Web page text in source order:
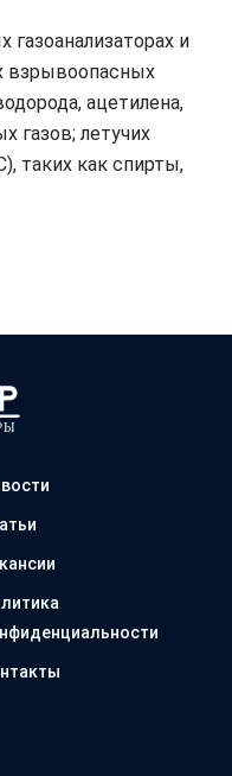
и
взрывоопасных
ацетилена,
газов; летучих
таких как спирты,